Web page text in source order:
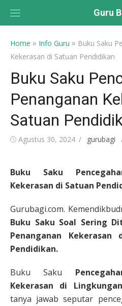
Guru
Home » Info Guru » Buku Saku
Kekerasan di Satuan Pendidikan
Buku Saku
Penanganan
Satuan
Posted
Agustus 30, 2024 Author
gurubagi
Buku Saku
Kekerasan di Satuan
Gurubagi.com.
Buku Saku Soal Sering
Penanganan Kekerasan
Pendidikan.
Buku Saku
Kekerasan di
tanya jawab seputar